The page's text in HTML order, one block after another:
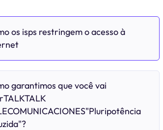
os isps restringem o acesso à
garantimos que você vai